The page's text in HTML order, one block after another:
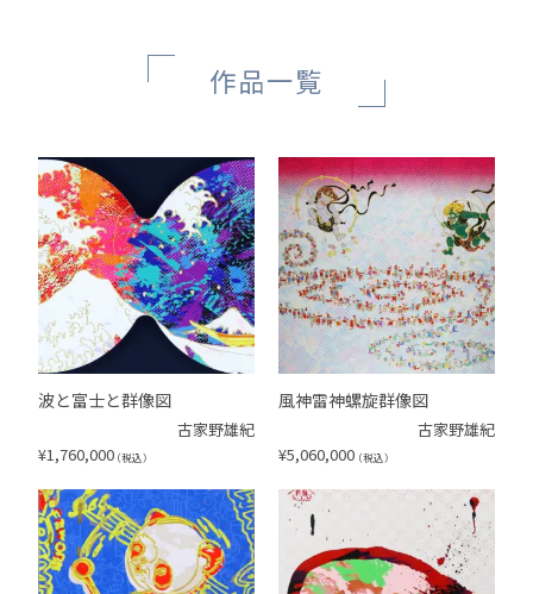
作品一覧
波と富士と群像図
古家野雄紀
¥1,760,000 （税込）
風神雷神螺旋群像図
古家野雄紀
¥5,060,000 （税込）